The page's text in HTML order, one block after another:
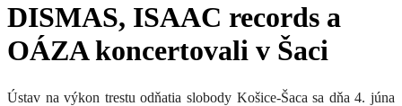
DISMAS, ISAAC records a
OÁZA koncertovali v Šaci
Ústav na výkon trestu odňatia slobody Košice-Šaca sa dňa4. júna